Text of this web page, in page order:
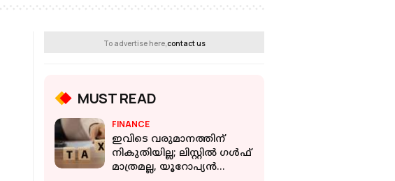
To advertise here, contact us
MUST READ
FINANCE
ഇവിടെ വരുമാനത്തിന്
നികുതിയില്ല; ലിസ്റ്റില്‍ ഗള്‍ഫ്
മാത്രമല്ല, യൂറോപ്യന്‍